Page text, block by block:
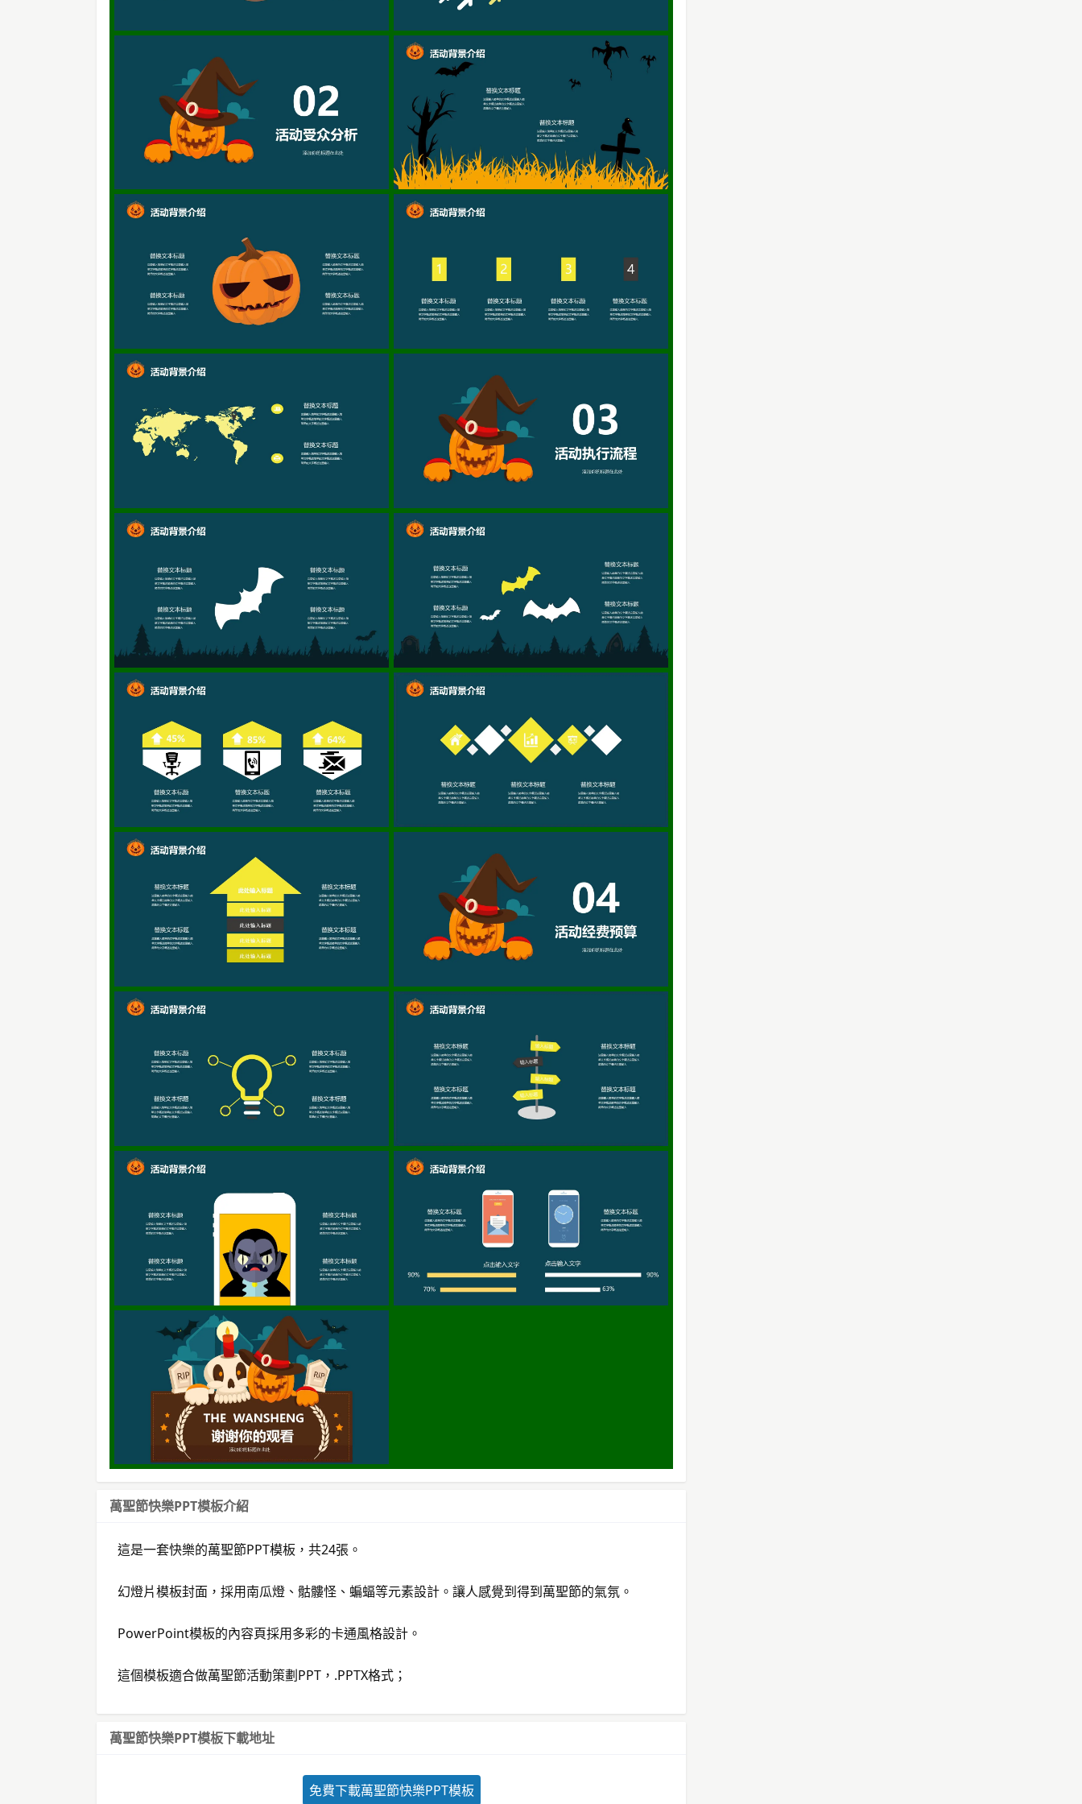
萬聖節快樂PPT模板介紹
這是一套快樂的萬聖節PPT模板，共24張。
幻燈片模板封面，採用南瓜燈、骷髏怪、蝙蝠等元素設計。讓人感覺到得到萬聖節的氣氛。
PowerPoint模板的內容頁採用多彩的卡通風格設計。
這個模板適合做萬聖節活動策劃PPT，.PPTX格式；
萬聖節快樂PPT模板下載地址
免費下載萬聖節快樂PPT模板